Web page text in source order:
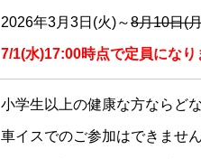
2026年3月3日(火)～8月10日(
7/1(水)17:00時点で定員になり
小学生以上の健康な方ならど
車イスでのご参加はできませ